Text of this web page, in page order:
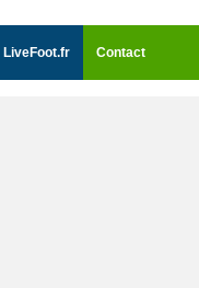
LiveFoot.fr Contact